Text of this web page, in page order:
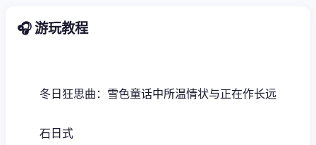
🎧 游玩教程
冬日狂思曲：雪色童话中所温情状与正在作长远
石日式